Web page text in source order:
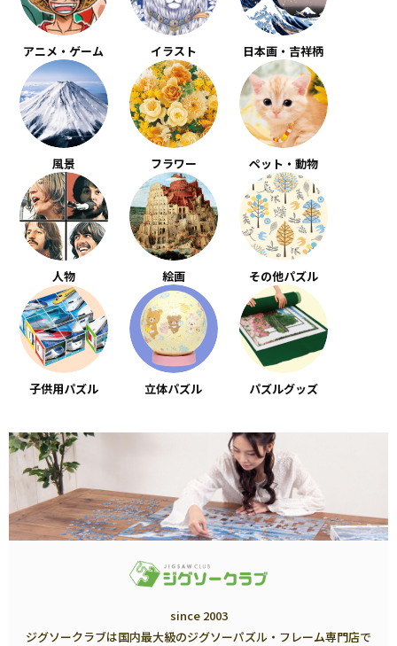
アニメ・ゲーム イラスト 日本画・吉祥柄
風景 フラワー ペット・動物
人物 絵画 その他パズル
子供用パズル 立体パズル パズルグッズ
since 2003
ジグソークラブは国内最大級のジグソーパズル・フレーム専門店で